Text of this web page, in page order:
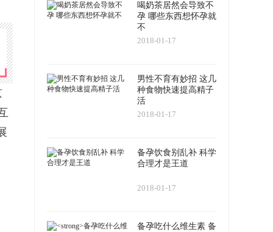
喝奶茶居然会导致不
孕 哪些东西想怀孕就
不
2018-01-17
男性不育有妙招 这几
种食物快速提高精子
活
2018-01-17
备孕饮食别乱补 科学
合理才是王道
2018-01-17
备孕吃什么维生素 备